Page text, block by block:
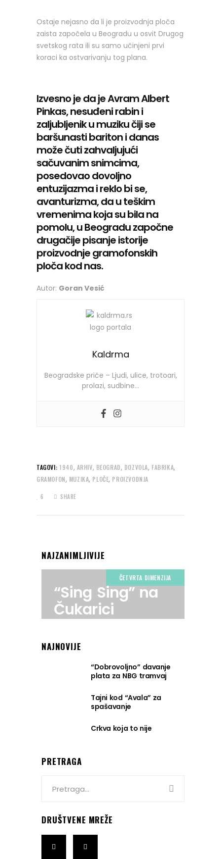
Ostaje nejasno da li je proizvodnja ploča
zaista započela u Beogradu u osvit Drugog
svetskog rata ili su samo učinjeni prvi
koraci ka ostvarivanju tog plana.
Izvesno je da je Avram Albert
Pinkas, nesuđeni rabin i
zaljubljenik u muziku čiji se
baršunasti bariton i danas
može čuti zahvaljujući
sačuvanim snimcima,
posedovao dovoljno
entuzijazma i reklo bi se,
avanturizma, da u teškim
vremenima koja su bila na
pomolu, u Beogradu započne
drugačije pisanje istorije
proizvodnje gramofonskih
ploča kod nas.
Autor: Goran Vesić
Kaldrma
Beogradske priče – Ljudi, ulice, trotoari,
prolazi, sudbine…
TAGOVI: 1940, ARHIV, BEOGRAD, DOZVOLA, FABRIKA,
GRAMOFON, MUZIKA, PLOČE, PROIZVODNJA
6 SHARE
NAJZANIMLJIVIJE
ČETVRTA DIMENZIJA
“Sing Sing” na
Čukarici
NAJNOVIJE
“Dobrovoljno” davanje
plata za NBG tramvaj
Tajni kod “Avala” za
spašavanje
Crkva koja to nije
PRETRAGA
DRUŠTVENE MREŽE